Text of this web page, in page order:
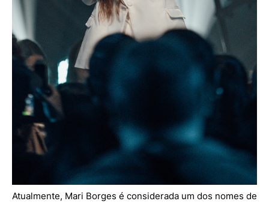
Atualmente, Mari Borges é considerada um dos nomes de